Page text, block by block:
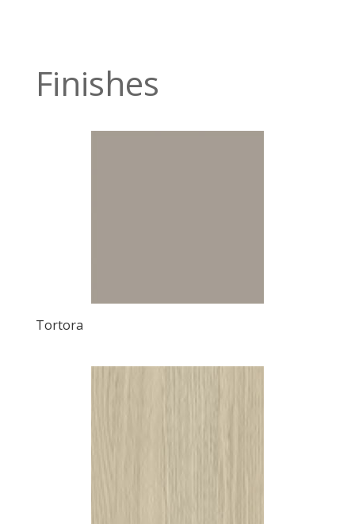
Finishes
Tortora